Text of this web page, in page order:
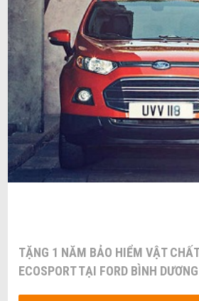
TẶNG 1 NĂM BẢO HIỂM VẬT
ECOSPORT TẠI FORD BÌNH DƯƠNG